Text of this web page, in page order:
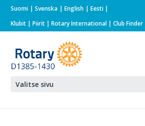
Suomi Svenska English
Eesti
Klubit |Piirit |Rotary International | Club Finder
Valitse sivu